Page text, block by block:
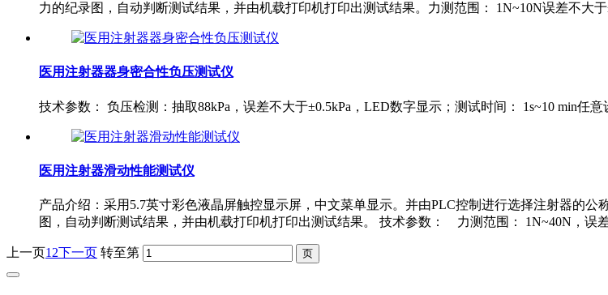
力的纪录图，自动判断测试结果，并由机载打印机打印出测试结果。力测范围： 1N~10N误差不大
医用注射器器身密合性负压测试仪
技术参数： 负压检测：抽取88kPa，误差不大于±0.5kPa，LED数字显示；测试时间： 1s~10 min任
医用注射器滑动性能测试仪
产品介绍：采用5.7英寸彩色液晶屏触控显示屏，中文菜单显示。并由PLC控制进行选择注射器的
图，自动判断测试结果，并由机载打印机打印出测试结果。 技术参数： 力测范围： 1N~40N，误
上一页1 2下一页 转至第